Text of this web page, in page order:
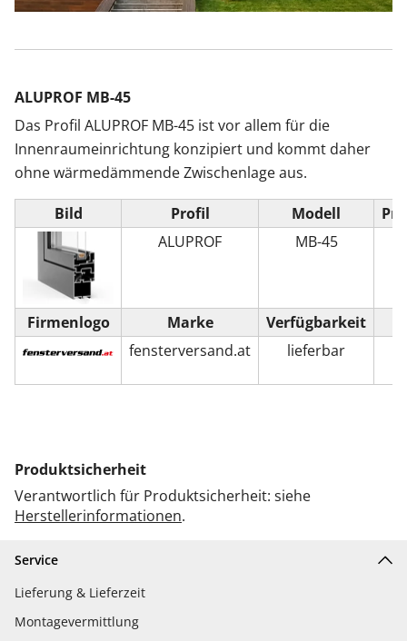
ALUPROF MB-45
Das Profil ALUPROF MB-45 ist vor allem für die
Innenraumeinrichtung konzipiert und kommt daher
ohne wärmedämmende Zwischenlage aus.
Bild
Profil
ALUPROF
Modell
MB-45
Firmenlogo
Marke
fensterversand.at
Verfügbarkeit
lieferbar
Produktsicherheit
Verantwortlich für Produktsicherheit: siehe
Herstellerinformationen.
Service
Lieferung & Lieferzeit
Montagevermittlung